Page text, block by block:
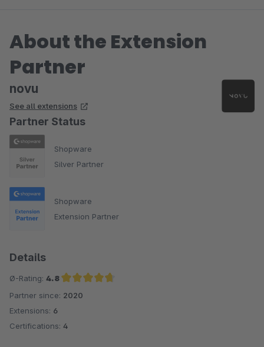
About the Extension
Partner
novu
See all extensions
Partner Status
Shopware
Silver Partner
Shopware
Extension Partner
Details
Ø-Rating: 4.8
Average rating of 4.8 out of 5 stars
Partner since: 2020
Extensions: 6
Certifications: 4